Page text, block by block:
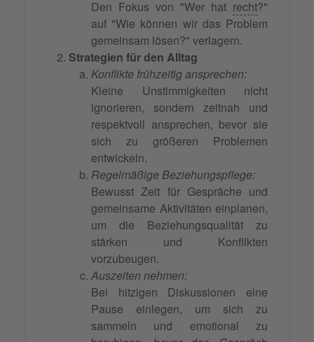
Den Fokus von "Wer hat recht?"
auf "Wie können wir das Problem
gemeinsam lösen?" verlagern.
Strategien für den Alltag
Konflikte frühzeitig ansprechen:
Kleine Unstimmigkeiten nicht
ignorieren, sondern zeitnah und
respektvoll ansprechen, bevor sie
sich zu größeren Problemen
entwickeln.
Regelmäßige Beziehungspflege:
Bewusst Zeit für Gespräche und
gemeinsame Aktivitäten einplanen,
um die Beziehungsqualität zu
stärken und Konflikten
vorzubeugen.
Auszeiten nehmen:
Bei hitzigen Diskussionen eine
Pause einlegen, um sich zu
sammeln und emotional zu